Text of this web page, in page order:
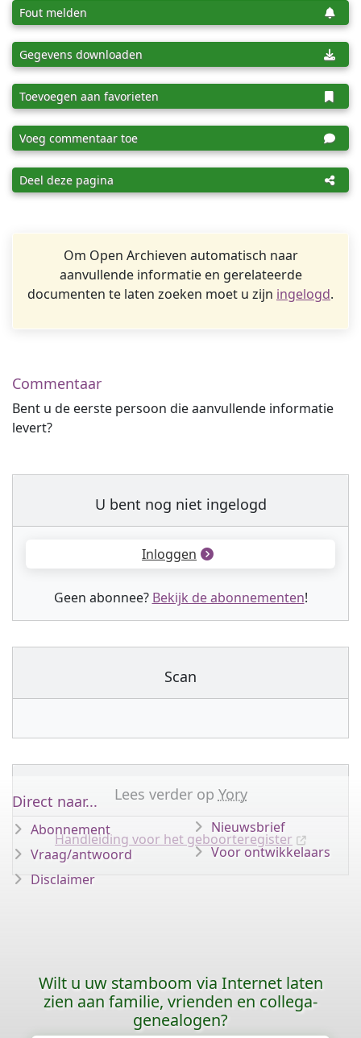
Fout melden
Gegevens downloaden
Toevoegen aan favorieten
Voeg commentaar toe
Deel deze pagina
Om Open Archieven automatisch naar
aanvullende informatie en gerelateerde
documenten te laten zoeken moet u zijn ingelogd.
Commentaar
Bent u de eerste persoon die aanvullende informatie
levert?
U bent nog niet ingelogd
Inloggen
Geen abonnee? Bekijk de abonnementen!
Scan
Lees verder op Yory
Handleiding voor het geboorteregister
Direct naar...
Abonnement
Vraag/antwoord
Disclaimer
Nieuwsbrief
Voor ontwikkelaars
Wilt u uw stamboom via Internet laten
zien aan familie, vrienden en collega-
genealogen?